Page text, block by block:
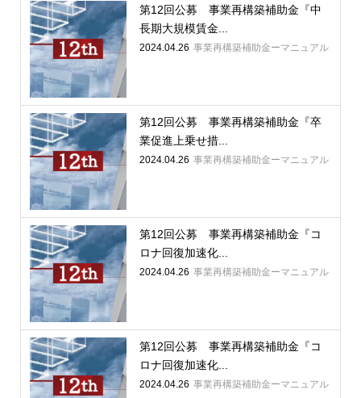
第12回公募 事業再構築補助金『中
長期大規模賃金...
2024.04.26 事業再構築補助金ーマニュアル
第12回公募 事業再構築補助金『卒
業促進上乗せ措...
2024.04.26 事業再構築補助金ーマニュアル
第12回公募 事業再構築補助金『コ
ロナ回復加速化...
2024.04.26 事業再構築補助金ーマニュアル
第12回公募 事業再構築補助金『コ
ロナ回復加速化...
2024.04.26 事業再構築補助金ーマニュアル